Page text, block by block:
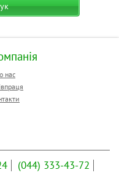
нас
(044) 333-43-72